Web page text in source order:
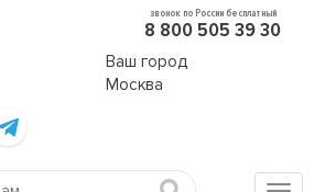
звонок по России бесплатный
8 800 505 39 30
Ваш город
Москва